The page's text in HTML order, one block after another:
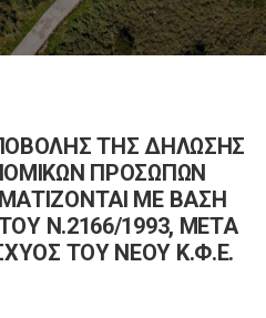
ΤΗΣ ΔΗΛΩΣΗΣ
ΠΡΟΣΩΠΩΝ
ΜΕ ΒΑΣΗ
ΤΟΥ Ν.2166/1993, ΜΕΤΑ
ΤΟΥ ΝΕΟΥ Κ.Φ.Ε.